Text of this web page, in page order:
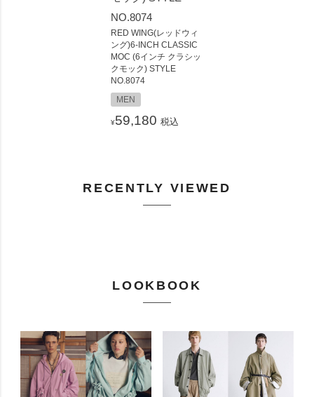
RED WING(レッドウィ
ング)6-INCH CLASSIC
MOC (6インチ クラシッ
クモック) STYLE
NO.8074
MEN
¥59,180 税込
RECENTLY VIEWED
LOOKBOOK